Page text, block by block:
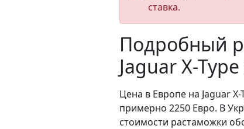
ставка.
Подробный
Jaguar X-
Цена в Европе на Jaguar
примерно 2250 Евро. В
стоимости растаможки